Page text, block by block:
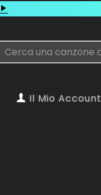
Il Mio Account